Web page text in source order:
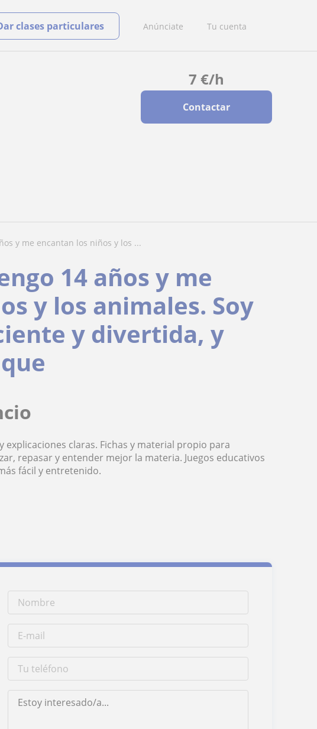
Anúnciate Tu cuenta
clases particulares
7 €/h
Contactar
y me encantan los niños y los ...
14 años y me
y los animales. Soy
y divertida, y
explicaciones claras. Fichas y material propio para
repasar y entender mejor la materia. Juegos educativos
fácil y entretenido.